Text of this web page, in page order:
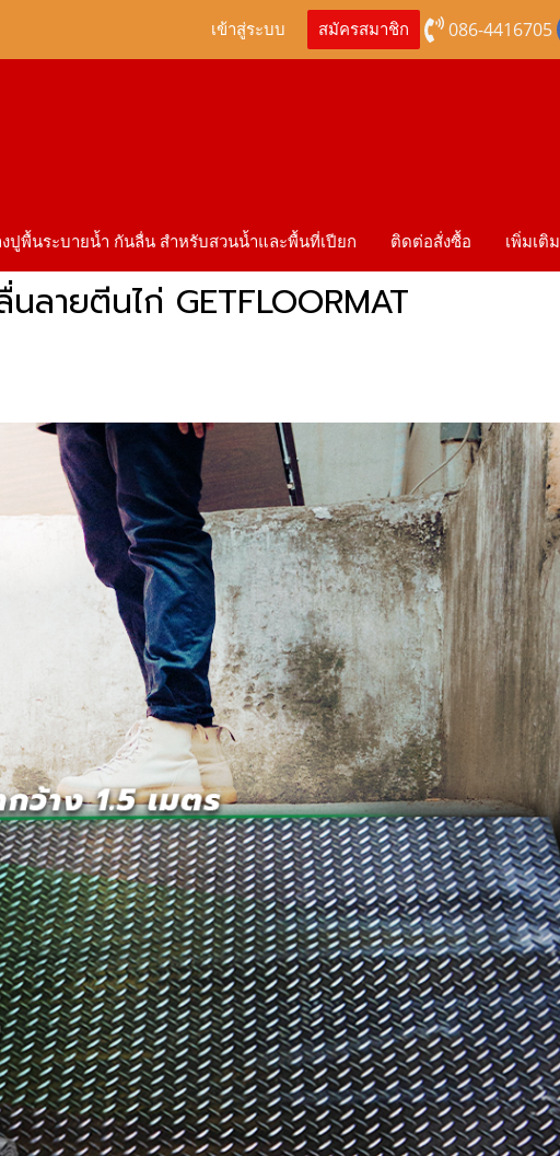
เข้าสู่ระบบ สมัครสมาชิก 086-4416705
งปูพื้นระบายน้ำ กันลื่น สำหรับสวนน้ำและพื้นที่เปียก ติดต่อสั่งซื้อ เพิ่มเติม
ายตีนไก่ GETFLOORMAT